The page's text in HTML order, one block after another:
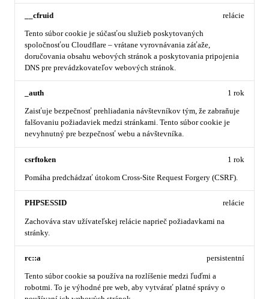
__cfruid
Tento súbor cookie je súčasťou služieb poskytovaných
spoločnosťou Cloudflare – vrátane vyrovnávania záťaže,
doručovania obsahu webových stránok a poskytovania pripojenia
DNS pre prevádzkovateľov webových stránok.
relácie
_auth
Zaisťuje bezpečnosť prehliadania návštevníkov tým, že zabraňuje
falšovaniu požiadaviek medzi stránkami. Tento súbor cookie je
nevyhnutný pre bezpečnosť webu a návštevníka.
1 rok
csrftoken
Pomáha predchádzať útokom Cross-Site Request Forgery (CSRF).
1 rok
PHPSESSID
Zachováva stav užívateľskej relácie naprieč požiadavkami na
stránky.
relácie
rc::a
Tento súbor cookie sa používa na rozlíšenie medzi ľuďmi a
robotmi. To je výhodné pre web, aby vytvárať platné správy o
persistentní